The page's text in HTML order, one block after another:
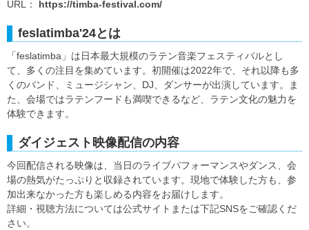
URL： https://timba-festival.com/
feslatimba'24とは
「feslatimba」は日本最大規模のラテン音楽フェスティバルとし
て、多くの注目を集めています。初開催は2022年で、それ以降も多
くのバンド、ミュージシャン、DJ、ダンサーが出演しています。ま
た、会場ではラテンフードも満喫できるなど、ラテン文化の魅力を
体験できます。
ダイジェスト映像配信の内容
今回配信される映像は、当日のライブパフォーマンスやダンス、会
場の熱気がたっぷりと収録されています。現地で体験した方も、参
加出来なかった方も楽しめる内容をお届けします。
詳細・視聴方法については公式サイトまたは下記SNSをご確認くだ
さい。